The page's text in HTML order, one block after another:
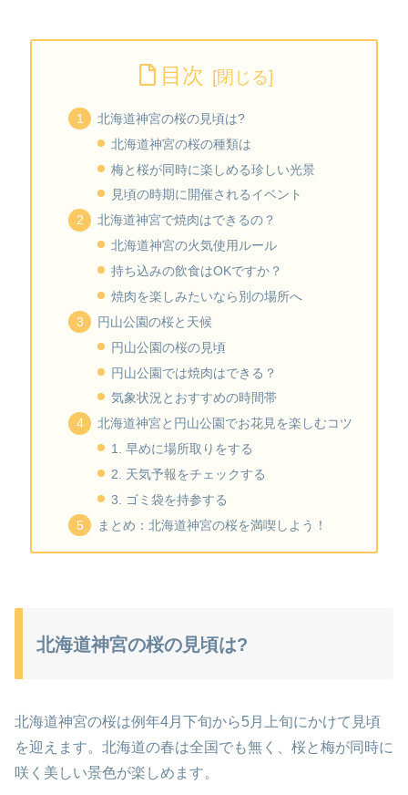
目次
北海道神宮の桜の見頃は?
北海道神宮の桜の種類は
梅と桜が同時に楽しめる珍しい光景
見頃の時期に開催されるイベント
北海道神宮で焼肉はできるの？
北海道神宮の火気使用ルール
持ち込みの飲食はOKですか？
焼肉を楽しみたいなら別の場所へ
円山公園の桜と天候
円山公園の桜の見頃
円山公園では焼肉はできる？
気象状況とおすすめの時間帯
北海道神宮と円山公園でお花見を楽しむコツ
1. 早めに場所取りをする
2. 天気予報をチェックする
3. ゴミ袋を持参する
まとめ：北海道神宮の桜を満喫しよう！
北海道神宮の桜の見頃は?
北海道神宮の桜は例年4月下旬から5月上旬にかけて見頃
を迎えます。北海道の春は全国でも無く、桜と梅が同時に
咲く美しい景色が楽しめます。